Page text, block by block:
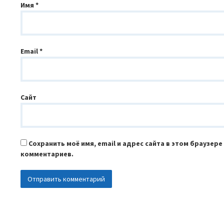
Имя*
Email*
Сайт
Сохранить моё имя, email и адрес сайта в этом
комментариев.